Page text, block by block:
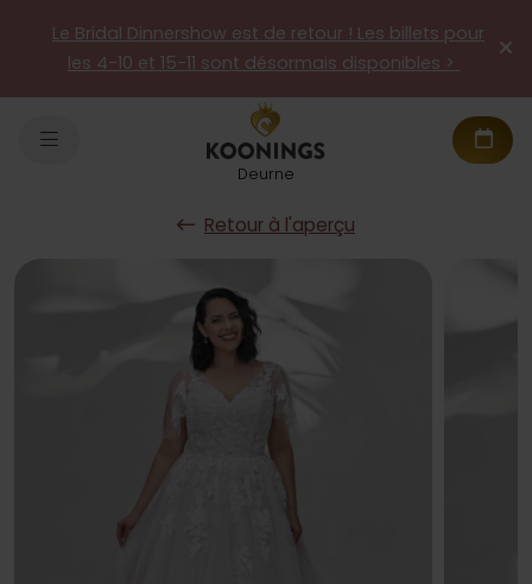
Le Bridal Dinnershow est de retour ! Les billets pour
les 4-10 et 15-11 sont désormais disponibles >
Deurne
Retour à l'aperçu